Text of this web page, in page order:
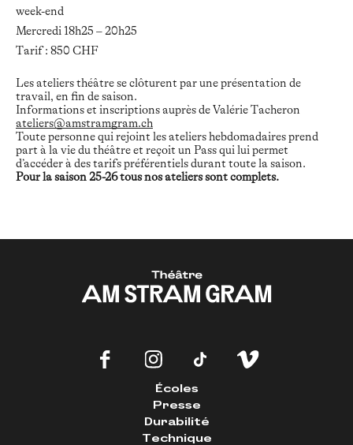
week-end
Mercredi 18h25 – 20h25
Tarif : 850 CHF
Les ateliers théâtre se clôturent par une présentation de
travail, en fin de saison.
Informations et inscriptions auprès de Valérie Tacheron
ateliers@amstramgram.ch
Toute personne qui rejoint les ateliers hebdomadaires prend
part à la vie du théâtre etreçoit un Pass qui lui permet
d’accéder à des tarifs préférentiels durant toute la saison.
Pour la saison 25-26 tous nos ateliers sont complets.
Écoles
Presse
Durabilité
Technique